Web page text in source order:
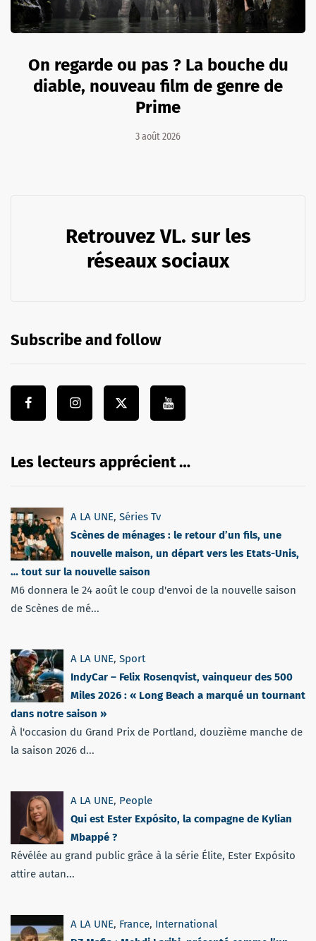
On regarde ou pas ? La bouche du
diable, nouveau film de genre de
Prime
3 août 2026
Retrouvez VL. sur les
réseaux sociaux
Subscribe and follow
Les lecteurs apprécient …
A LA UNE, Séries Tv
Scènes de ménages : le retour d’un fils, une
nouvelle maison, un départ vers les Etats-Unis,
… tout sur la nouvelle saison
M6 donnera le 24 août le coup d'envoi de la nouvelle saison
de Scènes de mé...
A LA UNE, Sport
IndyCar – Felix Rosenqvist, vainqueur des 500
Miles 2026 : « Long Beach a marqué un tournant
dans notre saison »
À l'occasion du Grand Prix de Portland, douzième manche de
la saison 2026 d...
A LA UNE, People
Qui est Ester Expósito, la compagne de Kylian
Mbappé ?
Révélée au grand public grâce à la série Élite, Ester Expósito
attire autan...
A LA UNE, France, International